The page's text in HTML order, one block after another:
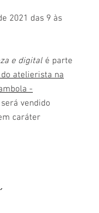
2021 das 9 às
e digital é parte
do atelierista na
-
será vendido
caráter